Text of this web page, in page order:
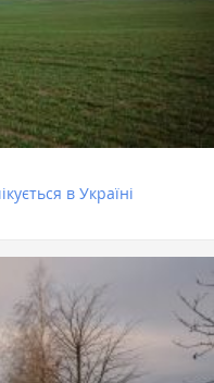
в Україні